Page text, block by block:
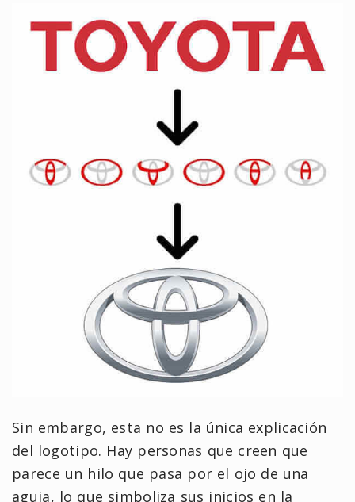
Sin embargo, esta no es la única explicación
del logotipo. Hay personas que creen que
parece un hilo que pasa por el ojo de una
aguja, lo que simboliza sus inicios en la